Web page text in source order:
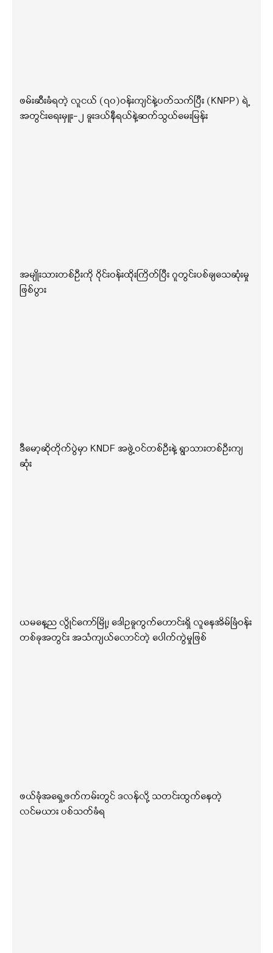
ဖမ်းဆီးခံရတဲ့ လူငယ် (၇၀)ဝန်းကျင်နဲ့ပတ်သက်ပြီး (KNPP) ရဲ့
အတွင်းရေးမှူး-၂ ခူးဒယ်နီရယ်နဲ့ဆက်သွယ်မေးမြန်း
အမျိုးသားတစ်ဦးကို ဝိုင်းဝန်းထိုးကြိတ်ပြီး ဂူတွင်းပစ်ချသေဆုံးမှု
ဖြစ်ပွား
ဒီမော့ဆိုတိုက်ပွဲမှာ KNDF အဖွဲ့ဝင်တစ်ဦးနဲ့ ရွာသားတစ်ဦးကျ
ဆုံး
ယမနေ့ည လွိုင်ကော်မြို့၊ ဒေါဥခူကွက်ဟောင်းရှိ လူနေအိမ်ခြံဝန်း
တစ်ခုအတွင်း အသံကျယ်လောင်တဲ့ ပေါက်ကွဲမှုဖြစ်
ဖယ်ခုံအရှေ့ဖက်ကမ်းတွင် ဒလန်လို့ သတင်းထွက်နေတဲ့
လင်မယား ပစ်သတ်ခံရ